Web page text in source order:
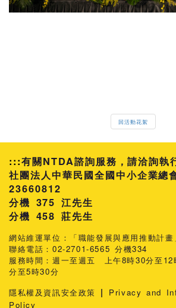
回活動花絮
:::有關NTDA諮詢服務，請洽詢執
社團法人中華民國全國中小企業總
23660812
分機 375 江先生
458 莊先生
網站維運單位：「職能發展與應用推動計畫
聯絡電話：02-2701-6565 分機334
服務時間：週一至週五 上午8時30分至12
分至5時30分
隱私權及資訊安全政策 |
Privacy and
Policy